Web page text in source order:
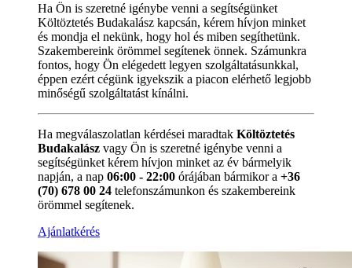
Ha Ön is szeretné igénybe venni a segítségünket
Költöztetés Budakalász kapcsán, kérem hívjon minket
és mondja el nekünk, hogy hol és miben segíthetünk.
Szakembereink örömmel segítenek önnek. Számunkra
fontos, hogy Ön elégedett legyen szolgáltatásunkkal,
éppen ezért cégünk igyekszik a piacon elérhető legjobb
minőségű szolgáltatást kínálni.
Ha megválaszolatlan kérdései maradtak Költöztetés
Budakalász vagy Ön is szeretné igénybe venni a
segítségünket kérem hívjon minket az év bármelyik
napján, a nap 06:00 - 22:00 órájában bármikor a +36
(70) 678 00 24 telefonszámunkon és szakembereink
örömmel segítenek.
Ajánlatkérés